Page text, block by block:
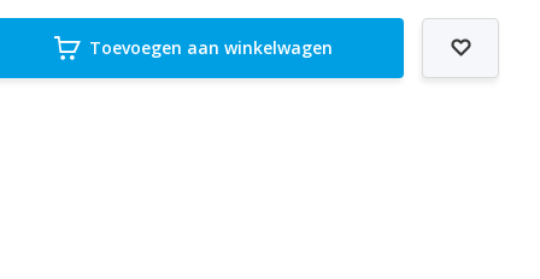
Toevoegen aan winkelwagen